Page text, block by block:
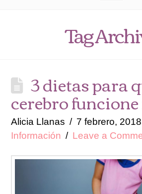
Tag
3 dietas para
cerebro
Alicia Llanas
7 febrero, 2018
Información
Leave a